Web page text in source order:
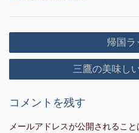
投
稿
ゲ
ー
帰国ラ
三鷹の美味し
コメントを残す
メールアドレスが公開されること